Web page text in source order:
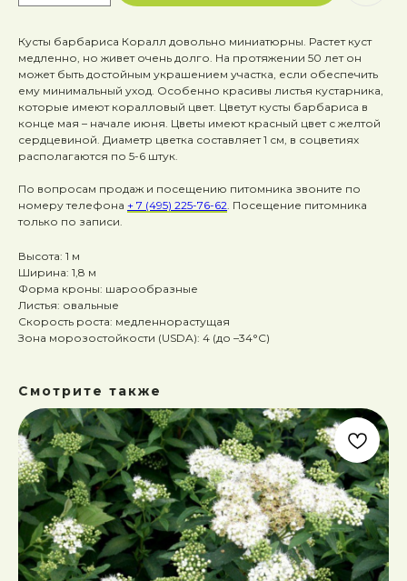
Кусты барбариса Коралл довольно миниатюрны. Растет куст
медленно, но живет очень долго. На протяжении 50 лет он
может быть достойным украшением участка, если обеспечить
ему минимальный уход. Особенно красивы листья кустарника,
которые имеют коралловый цвет. Цветут кусты барбариса в
конце мая – начале июня. Цветы имеют красный цвет с желтой
сердцевиной. Диаметр цветка составляет 1 см, в соцветиях
располагаются по 5-6 штук.
По вопросам продаж и посещению питомника звоните по
номеру телефона + 7 (495) 225-76-62. Посещение питомника
только по записи.
Высота: 1 м
Ширина: 1,8 м
Форма кроны: шарообразные
Листья: овальные
Скорость роста: медленнорастущая
Зона морозостойкости (USDA): 4 (до –34°C)
Смотрите также